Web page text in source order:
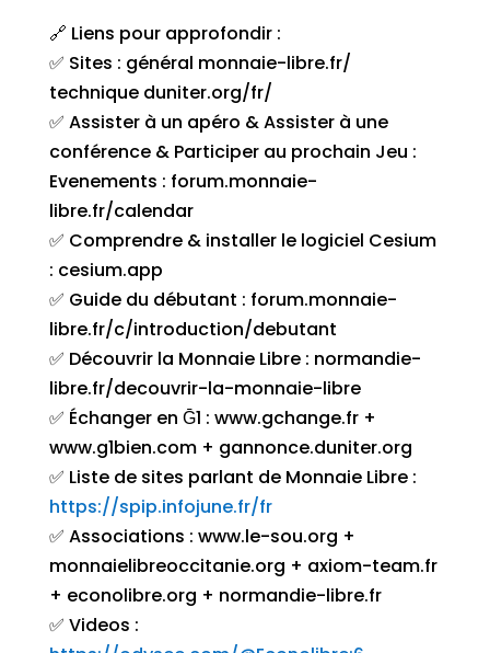
🔗 Liens pour approfondir :
✅ Sites : général monnaie-libre.fr/
technique duniter.org/fr/
✅ Assister à un apéro & Assister à une
conférence & Participer au prochain Jeu :
Evenements : forum.monnaie-
libre.fr/calendar
✅ Comprendre & installer le logiciel Cesium
: cesium.app
✅ Guide du débutant : forum.monnaie-
libre.fr/c/introduction/debutant
✅ Découvrir la Monnaie Libre : normandie-
libre.fr/decouvrir-la-monnaie-libre
✅ Échanger en Ḡ1 : www.gchange.fr +
www.g1bien.com + gannonce.duniter.org
✅ Liste de sites parlant de Monnaie Libre :
https://spip.infojune.fr/fr
✅ Associations : www.le-sou.org +
monnaielibreoccitanie.org + axiom-team.fr
+ econolibre.org + normandie-libre.fr
✅ Videos :